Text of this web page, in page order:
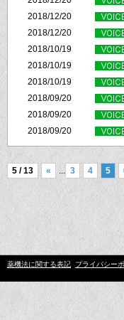
2018/12/20
2018/12/20
2018/10/19
2018/10/19
2018/10/19
2018/09/20
2018/09/20
2018/09/20
5 / 13 « ... 3 4 5
薬機法に関する表記 プライバシー